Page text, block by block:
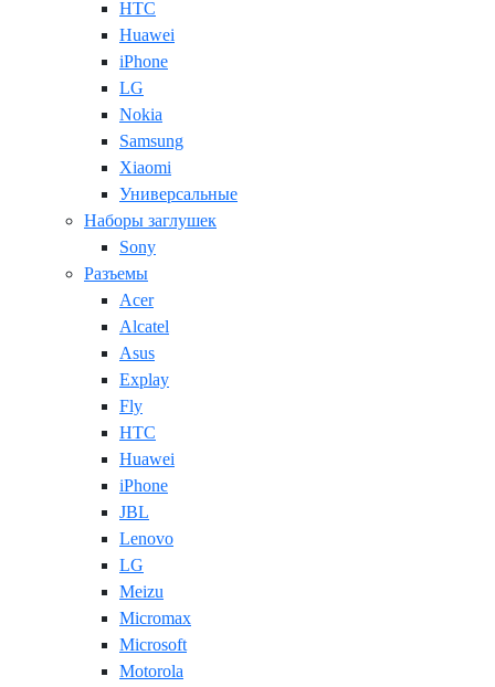
HTC
Huawei
iPhone
LG
Nokia
Samsung
Xiaomi
Универсальные
Наборы заглушек
Sony
Разъемы
Acer
Alcatel
Asus
Explay
Fly
HTC
Huawei
iPhone
JBL
Lenovo
LG
Meizu
Micromax
Microsoft
Motorola